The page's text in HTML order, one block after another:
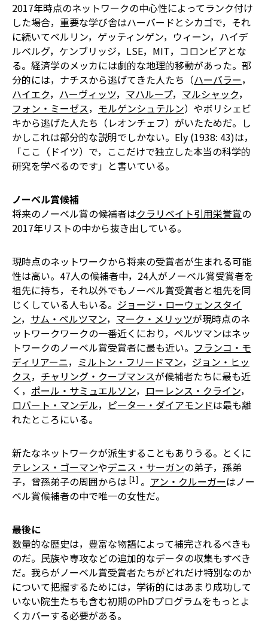
2017年時点のネットワークの中心性によってランク付け
した場合，重要な学び舎はハーバードとシカゴで，それ
に続いてベルリン，ゲッティンゲン，ウィーン，ハイデ
ルベルグ，ケンブリッジ，LSE，MIT，コロンビアとな
る。経済学のメッカには劇的な地理的移動があった。部
分的には，ナチスから逃げてきた人たち（ハーバラー，
ハイエク， ハーヴィッツ， マハループ， マルシャック，
フォン・ミーゼス， モルゲンシュテルン）やボリシェビ
キから逃げた人たち（レオンチェフ）がいたためだ。し
かしこれは部分的な説明でしかない。Ely (1938: 43)は，
「ここ（ドイツ）で，ここだけで独立した本当の科学的
研究を学べるのです」と書いている。
ノーベル賞候補
将来のノーベル賞の候補者はクラリベイト引用栄誉賞の
2017年リストの中から抜き出している。
現時点のネットワークから将来の受賞者が生まれる可能
性は高い。47人の候補者中，24人がノーベル賞受賞者を
祖先に持ち，それ以外でもノーベル賞受賞者と祖先を同
じくしている人もいる。 ジョージ・ローウェンスタイ
ン， サム・ペルツマン， マーク・メリッツが現時点のネ
ットワークワークの一番近くにおり，ペルツマンはネッ
トワークのノーベル賞受賞者に最も近い。 フランコ・モ
ディリアーニ， ミルトン・フリードマン， ジョン・ヒッ
クス， チャリング・クープマンスが候補者たちに最も近
く， ポール・サミュエルソン， ローレンス・クライン，
ロバート・マンデル， ピーター・ダイアモンドは最も離
れたところにいる。
新たなネットワークが派生することもありうる。とくに
テレンス・ゴーマンやデニス・サーガンの弟子，孫弟
子，曾孫弟子の周囲からは [1] 。 アン・クルーガーはノー
ベル賞候補者の中で唯一の女性だ。
最後に
数量的な歴史は，豊富な物語によって補完されるべきも
のだ。民族や専攻などの追加的なデータの収集もすべき
だ。我らがノーベル賞受賞者たちがどれだけ特別なのか
について把握するためには，学術的にはあまり成功して
いない院生たちも含む初期のPhDプログラムをもっとよ
くカバーする必要がある。